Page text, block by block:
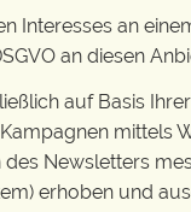
Interesses an
an diesen
auf Basis
mittels
Newsletters
erhoben und